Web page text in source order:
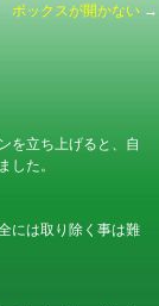
ボックスが開かない →
を立ち上げると、自
した。
には取り除く事は難